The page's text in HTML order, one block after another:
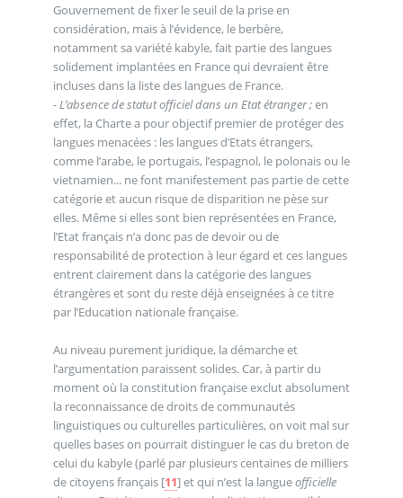
Gouvernement de fixer le seuil de la prise en
considération, mais à l’évidence, le berbère,
notamment sa variété kabyle, fait partie des langues
solidement implantées en France qui devraient être
incluses dans la liste des langues de France.
- L’absence de statut officiel dans un Etat étranger ;en
effet, la Charte a pour objectif premier de protéger des
langues menacées : les langues d’Etats étrangers,
comme l’arabe, le portugais, l’espagnol, le polonais ou le
vietnamien... ne font manifestement pas partie de cette
catégorie et aucun risque de disparition ne pèse sur
elles. Même si elles sont bien représentées en France,
l’Etat français n’a donc pas de devoir ou de
responsabilité de protection à leur égard et ces langues
entrent clairement dans la catégorie des langues
étrangères et sont du reste déjà enseignées à ce titre
par l’Education nationale française.
Au niveau purement juridique, la démarche et
l’argumentation paraissent solides. Car, à partir du
moment où la constitution française exclut absolument
la reconnaissance de droits de communautés
linguistiques ou culturelles particulières, on voit mal sur
quelles bases on pourrait distinguer le cas du breton de
celui du kabyle (parlé par plusieurs centaines de milliers
de citoyens français[11]et qui n’est la langueofficielle